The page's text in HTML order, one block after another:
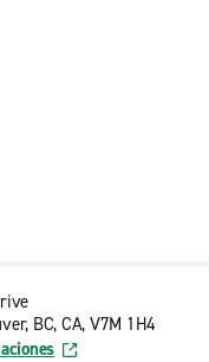
BC, CA, V7M 1H4